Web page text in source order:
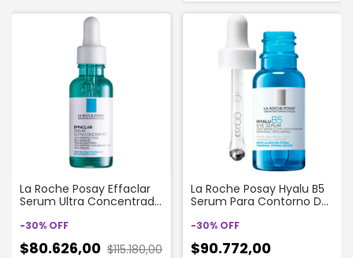
La Roche Posay Effaclar
Serum Ultra Concentrado
Grasas X 30ml
-30% OFF
$80.626,00 $115.180,00
La Roche Posay Hyalu B5
Serum Para Contorno De
-30% OFF
$90.772,00